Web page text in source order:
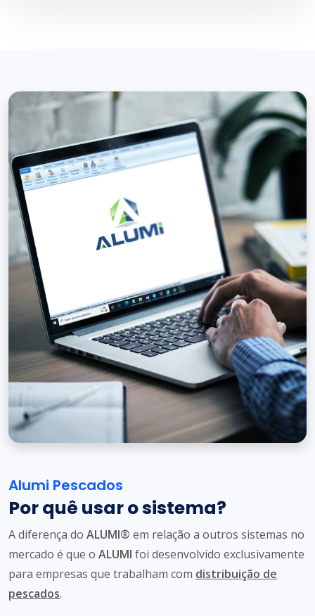
Alumi Pescados
Por quê usar o sistema?
A diferença do ALUMI® em relação a outros sistemas no
mercado é que o ALUMI foi desenvolvido exclusivamente
para empresas que trabalham com distribuição de
pescados.